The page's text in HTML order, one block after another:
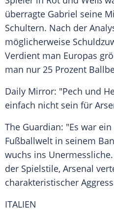
überragte Gabriel seine
Schultern. Nach der
möglicherweise
Verdient man Europas
man nur 25 Prozent
Daily Mirror: "Pech und
einfach nicht sein für
The Guardian: "Es war
Fußballwelt in seinem
wuchs ins
der Spielstile, Arsenal
charakteristischer
ITALIEN